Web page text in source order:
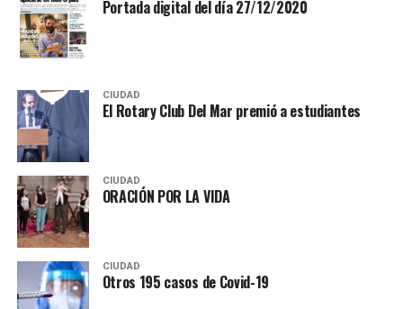
Portada digital del día 27/12/2020
CIUDAD
El Rotary Club Del Mar premió a estudiantes
CIUDAD
ORACIÓN POR LA VIDA
CIUDAD
Otros 195 casos de Covid-19